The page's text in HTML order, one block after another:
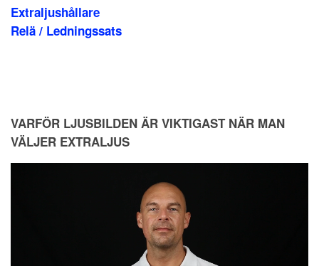
Extraljushållare
Relä / Ledningssats
VARFÖR LJUSBILDEN ÄR VIKTIGAST NÄR MAN
VÄLJER EXTRALJUS